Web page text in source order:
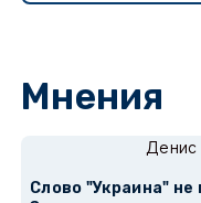
Мнения
Денис
Слово "Украина"